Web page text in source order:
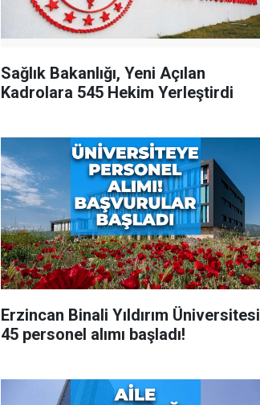
Sağlık Bakanlığı, Yeni Açılan
Kadrolara 545 Hekim Yerleştirdi
Erzincan Binali Yıldırım Üniversitesi
45 personel alımı başladı!